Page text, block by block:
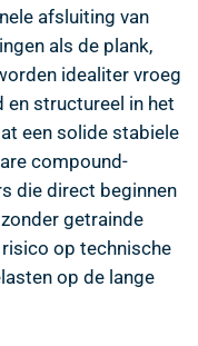
afsluiting van
als de plank,
idealiter vroeg
structureel in het
een solide stabiele
compound-
die direct beginnen
getrainde
op technische
op de lange